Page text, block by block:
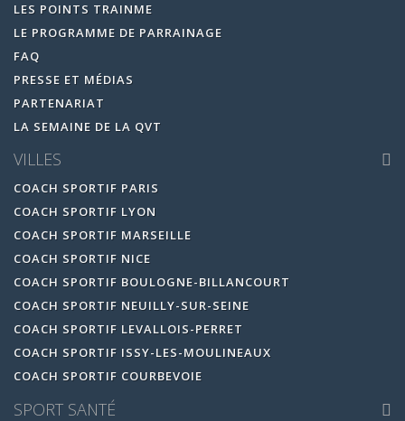
LES POINTS TRAINME
LE PROGRAMME DE PARRAINAGE
FAQ
PRESSE ET MÉDIAS
PARTENARIAT
LA SEMAINE DE LA QVT
VILLES
COACH SPORTIF PARIS
COACH SPORTIF LYON
COACH SPORTIF MARSEILLE
COACH SPORTIF NICE
COACH SPORTIF BOULOGNE-BILLANCOURT
COACH SPORTIF NEUILLY-SUR-SEINE
COACH SPORTIF LEVALLOIS-PERRET
COACH SPORTIF ISSY-LES-MOULINEAUX
COACH SPORTIF COURBEVOIE
SPORT SANTÉ